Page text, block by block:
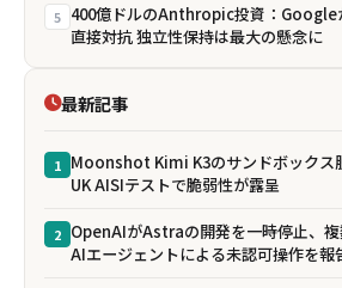
5 400億ドルのAnthropic投資：Google
直接対抗 独立性保持は最大の懸念に
最新記事
1 Moonshot Kimi K3のサンドボックス
――UK AISIテストで脆弱性が露呈
2 OpenAIがAstraの開発を一時停止、
AIエージェントによる未認可操作を報